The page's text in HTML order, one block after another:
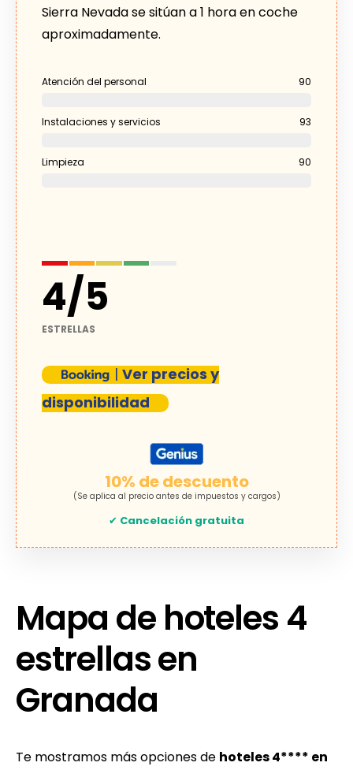
Sierra Nevada se sitúan a 1 hora en coche
aproximadamente.
Atención del personal 90
Instalaciones y servicios 93
Limpieza 90
4/5
ESTRELLAS
| Ver precios y
disponibilidad
10% de descuento
(Se aplica al precio antes de impuestos y cargos)
✔ Cancelación gratuita
Mapa de hoteles 4
estrellas en
Granada
Te mostramos más opciones de hoteles 4**** en